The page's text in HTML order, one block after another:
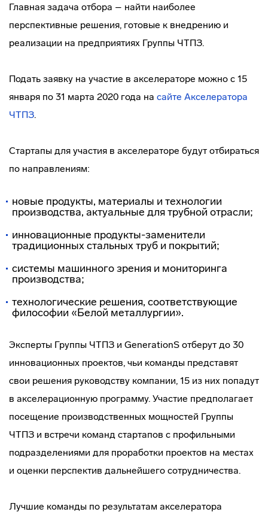
Главная задача отбора – найти наиболее
перспективные решения, готовые к внедрению и
реализации на предприятиях Группы ЧТПЗ.
Подать заявку на участие в акселераторе можно с 15
января по 31 марта 2020 года на сайте Акселератора
ЧТПЗ.
Стартапы для участия в акселераторе будут отбираться
по направлениям:
новые продукты, материалы и технологии
производства, актуальные для трубной отрасли;
инновационные продукты-заменители
традиционных стальных труб и покрытий;
системы машинного зрения и мониторинга
производства;
технологические решения, соответствующие
философии «Белой металлургии».
Эксперты Группы ЧТПЗ и GenerationS отберут до 30
инновационных проектов, чьи команды представят
свои решения руководству компании, 15 из них попадут
в акселерационную программу. Участие предполагает
посещение производственных мощностей Группы
ЧТПЗ и встречи команд стартапов с профильными
подразделениями для проработки проектов на местах
и оценки перспектив дальнейшего сотрудничества.
Лучшие команды по результатам акселератора